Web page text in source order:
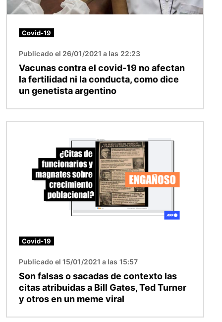
Covid-19
Publicado el 26/01/2021 a las 22:23
Vacunas contra el covid-19 no afectan
la fertilidad ni la conducta, como dice
un genetista argentino
Covid-19
Publicado el 15/01/2021 a las 15:57
Son falsas o sacadas de contexto las
citas atribuidas a Bill Gates, Ted Turner
y otros en un meme viral